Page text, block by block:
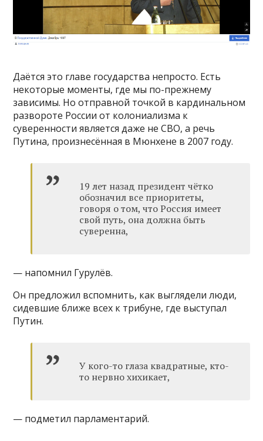
Даётся это главе государства непросто. Есть
некоторые моменты, где мы по-прежнему
зависимы. Но отправной точкой в кардинальном
развороте России от колониализма к
суверенности является даже не СВО, а речь
Путина, произнесённая в Мюнхене в 2007 году.
19 лет назад президент чётко
обозначил все приоритеты,
говоря о том, что Россия имеет
свой путь, она должна быть
суверенна,
— напомнил Гурулёв.
Он предложил вспомнить, как выглядели люди,
сидевшие ближе всех к трибуне, где выступал
Путин.
У кого-то глаза квадратные, кто-
то нервно хихикает,
— подметил парламентарий.